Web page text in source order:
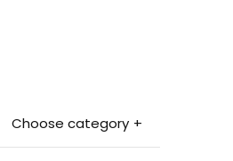
Choose category